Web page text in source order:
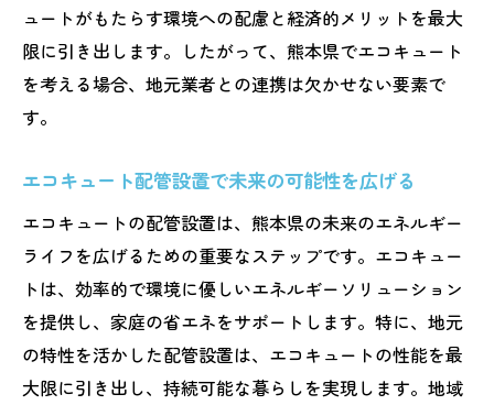
ュートがもたらす環境への配慮と経済的メリットを最大
限に引き出します。したがって、熊本県でエコキュート
を考える場合、地元業者との連携は欠かせない要素で
す。
エコキュート配管設置で未来の可能性を広げる
エコキュートの配管設置は、熊本県の未来のエネルギー
ライフを広げるための重要なステップです。エコキュー
トは、効率的で環境に優しいエネルギーソリューション
を提供し、家庭の省エネをサポートします。特に、地元
の特性を活かした配管設置は、エコキュートの性能を最
大限に引き出し、持続可能な暮らしを実現します。地域